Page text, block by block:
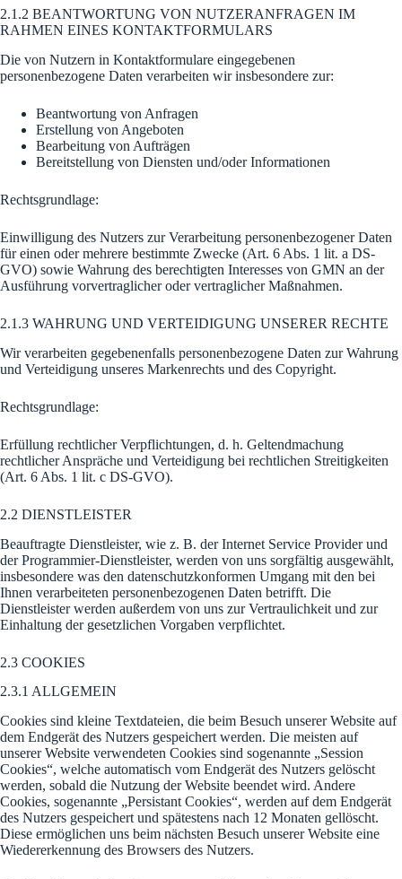
2.1.2 BEANTWORTUNG VON NUTZERANFRAGEN IM
RAHMEN EINES KONTAKTFORMULARS
Die von Nutzern in Kontaktformulare eingegebenen
personenbezogene Daten verarbeiten wir insbesondere zur:
Beantwortung von Anfragen
Erstellung von Angeboten
Bearbeitung von Aufträgen
Bereitstellung von Diensten und/oder Informationen
Rechtsgrundlage:
Einwilligung des Nutzers zur Verarbeitung personenbezogener Daten
für einen oder mehrere bestimmte Zwecke (Art. 6 Abs. 1 lit. a DS-
GVO) sowie Wahrung des berechtigten Interesses von GMN an der
Ausführung vorvertraglicher oder vertraglicher Maßnahmen.
2.1.3 WAHRUNG UND VERTEIDIGUNG UNSERER RECHTE
Wir verarbeiten gegebenenfalls personenbezogene Daten zur Wahrung
und Verteidigung unseres Markenrechts und des Copyright.
Rechtsgrundlage:
Erfüllung rechtlicher Verpflichtungen, d. h. Geltendmachung
rechtlicher Anspräche und Verteidigung bei rechtlichen Streitigkeiten
(Art. 6 Abs. 1 lit. c DS-GVO).
2.2 DIENSTLEISTER
Beauftragte Dienstleister, wie z. B. der Internet Service Provider und
der Programmier-Dienstleister, werden von uns sorgfältig ausgewählt,
insbesondere was den datenschutzkonformen Umgang mit den bei
Ihnen verarbeiteten personenbezogenen Daten betrifft. Die
Dienstleister werden außerdem von uns zur Vertraulichkeit und zur
Einhaltung der gesetzlichen Vorgaben verpflichtet.
2.3 COOKIES
2.3.1 ALLGEMEIN
Cookies sind kleine Textdateien, die beim Besuch unserer Website auf
dem Endgerät des Nutzers gespeichert werden. Die meisten auf
unserer Website verwendeten Cookies sind sogenannte „Session
Cookies“, welche automatisch vom Endgerät des Nutzers gelöscht
werden, sobald die Nutzung der Website beendet wird. Andere
Cookies, sogenannte „Persistant Cookies“, werden auf dem Endgerät
des Nutzers gespeichert und spätestens nach 12 Monaten gellöscht.
Diese ermöglichen uns beim nächsten Besuch unserer Website eine
Wiedererkennung des Browsers des Nutzers.